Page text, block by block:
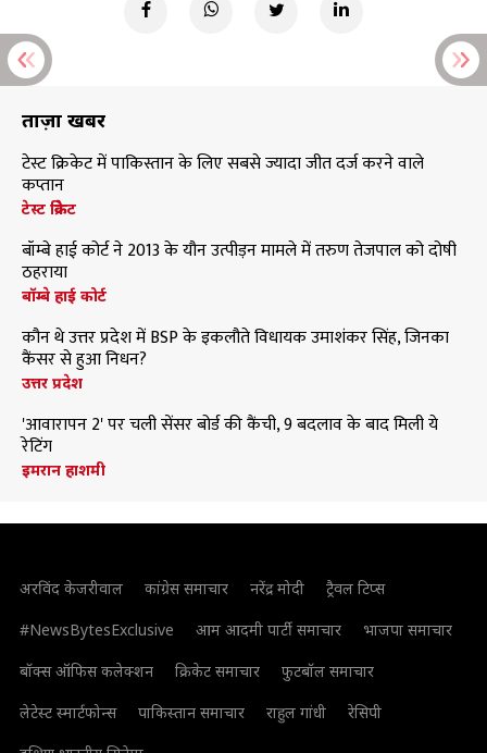
ताज़ा खबरें
टेस्ट क्रिकेट में पाकिस्तान के लिए सबसे ज्यादा जीत दर्ज करने वाले
कप्तान
टेस्ट क्रिकेट
बॉम्बे हाई कोर्ट ने 2013 के यौन उत्पीड़न मामले में तरुण तेजपाल को दोषी
ठहराया
बॉम्बे हाई कोर्ट
कौन थे उत्तर प्रदेश में BSP के इकलौते विधायक उमाशंकर सिंह, जिनका
कैंसर से हुआ निधन?
उत्तर प्रदेश
'आवारापन 2' पर चली सेंसर बोर्ड की कैंची, 9 बदलाव के बाद मिली ये
रेटिंग
इमरान हाशमी
अरविंद केजरीवाल कांग्रेस समाचार नरेंद्र मोदी
ट्रैवल टिप्स
#NewsBytesExclusive
आम आदमी पार्टी समाचार
भाजपा समाचार
बॉक्स ऑफिस कलेक्शन
क्रिकेट समाचार
फुटबॉल समाचार
लेटेस्ट स्मार्टफोन्स
पाकिस्तान समाचार राहुल गांधी
रेसिपी